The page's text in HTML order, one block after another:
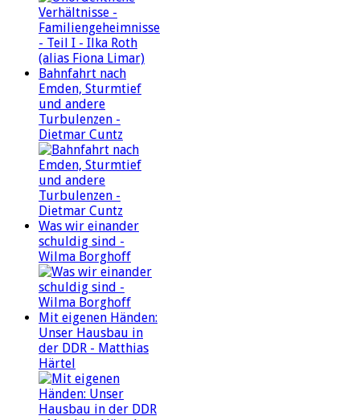
Bahnfahrt nach
Emden, Sturmtief
und andere
Turbulenzen -
Dietmar Cuntz
Was wir einander
schuldig sind -
Wilma Borghoff
Mit eigenen Händen:
Unser Hausbau in
der DDR - Matthias
Härtel